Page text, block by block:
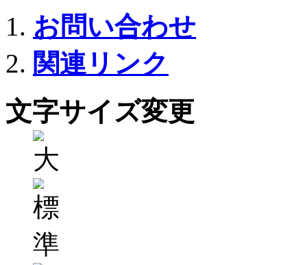
お問い合わせ
関連リンク
文字サイズ変更